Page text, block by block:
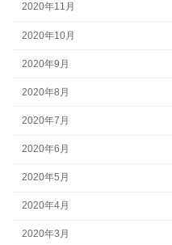
2020年11月
2020年10月
2020年9月
2020年8月
2020年7月
2020年6月
2020年5月
2020年4月
2020年3月